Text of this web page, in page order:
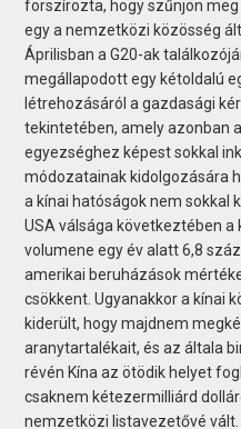
forszírozta, hogy szűnjön
egy a nemzetközi közösség
Áprilisban a G20-ak
megállapodott egy kétoldalú
létrehozásáról a gazdasági
tekintetében, amely azonban
egyezséghez képest sokkal
módozatainak kidolgozására
a kínai hatóságok nem sokkal
USA válsága következtében
volumene egy év alatt 6,8
amerikai beruházások
csökkent. Ugyanakkor a kínai
kiderült, hogy majdnem
aranytartalékait, és az általa
révén Kína az ötödik helyet
csaknem kétezermilliárd
nemzetközi listavezetővé vált.